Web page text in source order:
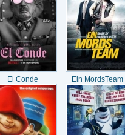
El Conde Ein MordsTeam